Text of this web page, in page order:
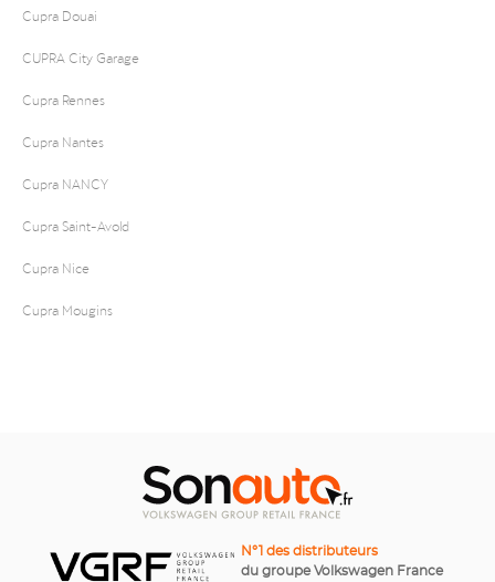
Cupra Douai
CUPRA City Garage
Cupra Rennes
Cupra Nantes
Cupra NANCY
Cupra Saint-Avold
Cupra Nice
Cupra Mougins
N°1 des distributeurs
du groupe Volkswagen France